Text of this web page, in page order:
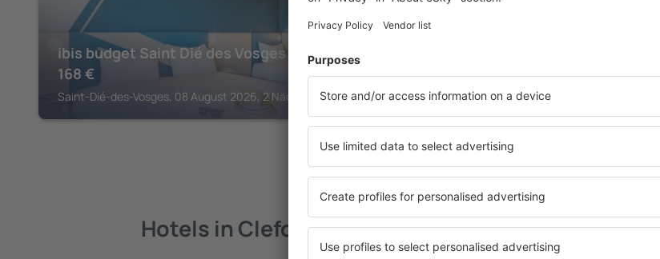
ibis budget Saint Dié des Vosges
168 €
Saint-Dié-des-Vosges, 08 August 2026, 2 Nächte
315€
Munster, 07 August 2026, 2 Nächte
Hotels in Clefcy Clefcy –